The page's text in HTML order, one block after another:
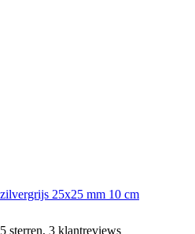
25x25 mm 10 cm
sterren, 3 klantreviews